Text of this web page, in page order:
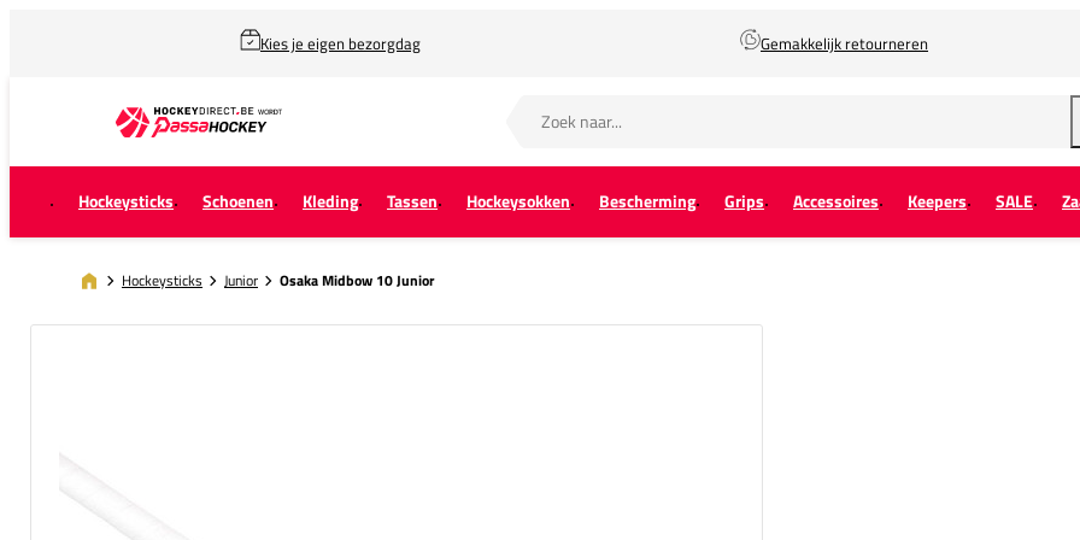
Kies je eigen bezorgdag Gemakkelijk retourneren
Hockeysticks Schoenen Kleding Tassen Hockeysokken Bescherming Grips Accessoires Keepers SALE
Hockeysticks Junior Osaka Midbow 10 Junior